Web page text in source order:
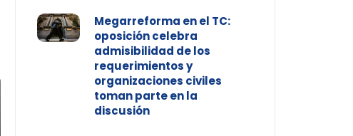
Megarreforma en el TC:
oposición celebra
admisibilidad de los
requerimientos y
organizaciones civiles
toman parte en la
discusión